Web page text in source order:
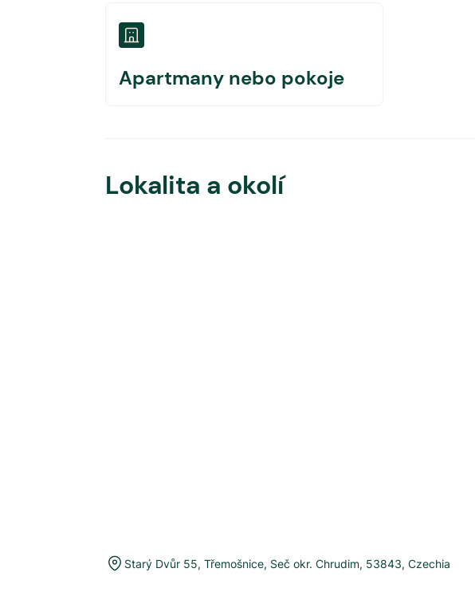
Apartmany nebo pokoje
Lokalita a okolí
Starý Dvůr 55, Třemošnice, Seč okr. Chrudim, 53843, Czechia